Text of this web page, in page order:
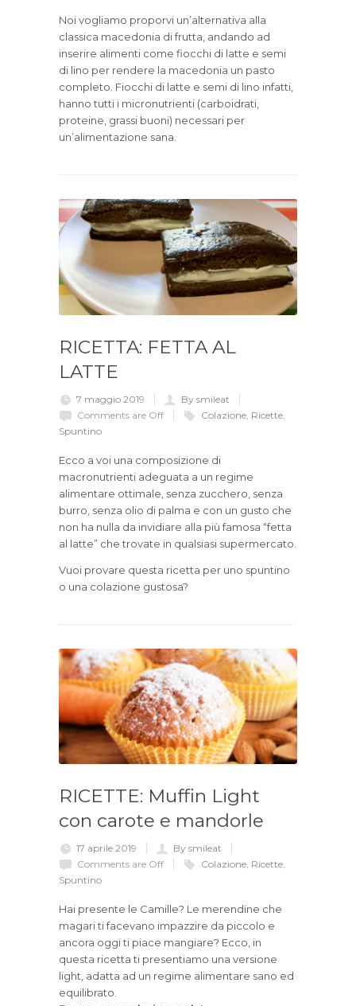
Noi vogliamo proporvi un’alternativa alla
classica macedonia di frutta, andando ad
inserire alimenti come fiocchi di latte e semi
di lino per rendere la macedonia un pasto
completo. Fiocchi di latte e semi di lino infatti,
hanno tutti i micronutrienti (carboidrati,
proteine, grassi buoni) necessari per
un’alimentazione sana.
RICETTA: FETTA AL
LATTE
7 maggio 2019
By smileat
Comments are Off
Colazione Ricette
Spuntino
Ecco a voi una composizione di
macronutrienti adeguata a un regime
alimentare ottimale, senza zucchero, senza
burro, senza olio di palma e con un gusto che
non ha nulla da invidiare alla più famosa “fetta
al latte” che trovate in qualsiasi supermercato.
Vuoi provare questa ricetta per uno spuntino
o una colazione gustosa?
RICETTE: Muffin Light
con carote e mandorle
17 aprile 2019
By smileat
Comments are Off
Colazione, Ricette,
Spuntino
Hai presente le Camille? Le merendine che
magari ti facevano impazzire da piccolo e
ancora oggi ti piace mangiare? Ecco, in
questa ricetta ti presentiamo una versione
light, adatta ad un regime alimentare sano ed
equilibrato.